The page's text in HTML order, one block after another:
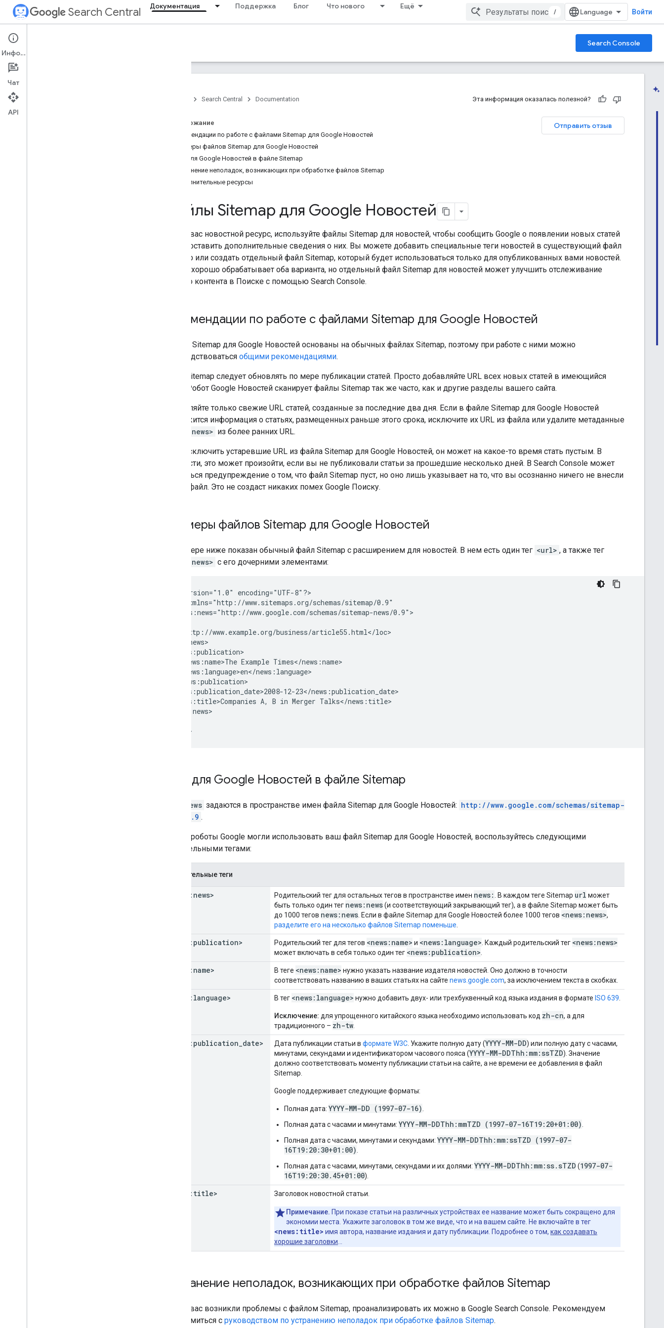
Search Central Документация Поддержка Блог Что нового Ещё
/ Войти
Documentation Search Console
Основы поисковой
Search Central Documentation Эта информация оказалась полезной?
Отправить отзыв
Содержание
Рекомендации по работе с файлами Sitemap для Google Новостей
Примеры файлов Sitemap для Google Новостей
Теги для Google Новостей в файле Sitemap
Устранение неполадок, возникающих при обработке файлов Sitemap
Дополнительные ресурсы
Файлы Sitemap для Google Новостей
Если у вас новостной ресурс, используйте файлы Sitemap для новостей, чтобы сообщить Google о появлении новых статей
и предоставить дополнительные сведения о них. Вы можете добавить специальные теги новостей в существующий файл
Sitemap или создать отдельный файл Sitemap, который будет использоваться только для опубликованных вами новостей.
Google хорошо обрабатывает оба варианта, но отдельный файл Sitemap для новостей может улучшить отслеживание
вашего контента в Поиске с помощью Search Console.
Рекомендации по работе с файлами Sitemap для Google Новостей
Файлы Sitemap для Google Новостей основаны на обычных файлах Sitemap, поэтому при работе с ними можно
руководствоваться общими рекомендациями.
Файл Sitemap следует обновлять по мере публикации статей. Просто добавляйте URL всех новых статей в имеющийся
файл. Робот Google Новостей сканирует файлы Sitemap так же часто, как и другие разделы вашего сайта.
Добавляйте только свежие URL статей, созданные за последние два дня. Если в файле Sitemap для Google Новостей
содержится информация о статьях, размещенных раньше этого срока, исключите их URL из файла или удалите метаданные
<news:news> из более ранних URL.
Если исключить устаревшие URL из файла Sitemap для Google Новостей, он может на какое-то время стать пустым. В
частности, это может произойти, если вы не публиковали статьи за прошедшие несколько дней. В Search Console может
появиться предупреждение о том, что файл Sitemap пуст, но оно лишь указывает на то, что вы осознанно ничего не внесли
в этот файл. Это не создаст никаких помех Google Поиску.
Примеры файлов Sitemap для Google Новостей
В примере ниже показан обычный файл Sitemap с расширением для новостей. В нем есть один тег <url> , а также тег
<news:news> с его дочерними элементами:
<?xml version="1.0" encoding="UTF-8"?>
<urlset xmlns="http://www.sitemaps.org/schemas/sitemap/0.9"
    xmlns:news="http://www.google.com/schemas/sitemap-news/0.9">
  <loc>http://www.example.org/business/article55.html</loc>
  <news:news>
    <news:publication>
      <news:name>The Example Times</news:name>
      <news:language>en</news:language>
    </news:publication>
    <news:publication_date>2008-12-23</news:publication_date>
    <news:title>Companies A, B in Merger Talks</news:title>
  </news:news>
</urlset>
Теги для Google Новостей в файле Sitemap
news задаются в пространстве имен файла Sitemap для Google Новостей: http://www.google.com/schemas/sitemap-
news/0.9 .
Чтобы роботы Google могли использовать ваш файл Sitemap для Google Новостей, воспользуйтесь следующими
обязательными тегами:
Обязательные теги
<news:news> Родительский тег для остальных тегов в пространстве имен news: . В каждом теге Sitemap url может
быть только один тег news:news(и соответствующий закрывающий тег), а в файле Sitemap может быть
до 1000 тегов news:news . Если в файле Sitemap для Google Новостей более 1000 тегов <news:news>,
разделите его на несколько файлов Sitemap поменьше
<news:publication> Родительский тег для тегов <news:name> и <news:language> . Каждый родительский тег <news:news>
может включать в себя только один тег <news:publication>
<news:name> В теге <news:name> нужно указать название издателя новостей. Оно должно в точности
соответствовать названию в ваших статьях на сайте news.google.com, за исключением текста в скобках.
<news:language> В тег <news:language> нужно добавить двух- или трехбуквенный код языка издания в формате ISO 639
Исключение: для упрощенного китайского языка необходимо использовать код zh-cn, а для
традиционного – zh-tw
<news:publication date> Дата публикации статьи в формате W3C . Укажите полную дату (YYYY-MM-DD) или полную дату с часами,
минутами, секундами и идентификатором часового пояса (YYYY-MM-DDThh:mm:ssTZD). Значение
должно соответствовать моменту публикации статьи на сайте, а не времени ее добавления в файл
Sitemap.
Google поддерживает следующие форматы:
Полная дата: YYYY-MM-DD (1997-07-16)
Полная дата с часами и минутами: YYYY-MM-DDThh:mmTZD (1997-07-16T19:20+01:00)
Полная дата с часами, минутами и секундами: YYYY-MM-DDThh:mm:ssTZD (1997-07-
16T19:20:30+01:00)
Полная дата с часами, минутами, секундами и их долями: YYYY-MM-DDThh:mm:ss.sTZD (1997-07-
16T19:20:30.45+01:00).
<news:title> Заголовок новостной статьи.
Примечание. При показе статьи на различных устройствах ее название может быть сокращено для
экономии места. Укажите заголовок в том же виде, что и на вашем сайте. Не включайте в тег
<news:title> имя автора, название издания и дату публикации. Подробнее о том, как создавать
хорошие заголовки
Устранение неполадок, возникающих при обработке файлов Sitemap
Если у вас возникли проблемы с файлом Sitemap, проанализировать их можно в Google Search Console. Рекомендуем
ознакомиться с руководством по устранению неполадок при обработке файлов Sitemap.
Информация
Чат
API